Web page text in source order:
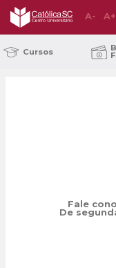
A- A+
Cursos
Fale
De